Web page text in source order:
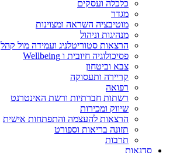
כלכלה ועסקים
מגדר
מוטיבציה השראה ומצוינות
מנהיגות וניהול
הרצאות סטוריטלניג ועמידה מול קהל
פסיכולוגיה חיובית ו Wellbeing
צבא וביטחון
קריירה ותעסוקה
רפואה
רשתות חברתיות ורשת האינטרנט
שיווק ומכירות
הרצאות להעצמה והתפתחות אישית
תזונה בריאות וספורט
תרבות
סדנאות